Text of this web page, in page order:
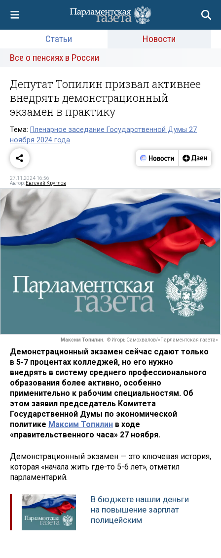
Статьи
Новости
Все о пенсиях в России
Депутат Топилин призвал активнее
внедрять демонстрационный
экзамен в практику
Тема: Пленарное заседание Государственной Думы 27
ноября 2024 года
27.11.2024 16:56
Автор: Евгений Круглов
Максим Топилин. © Игорь Самохвалов/«Парламентская газета»
Демонстрационный экзамен сейчас сдают только
в 5-7 процентах колледжей, но его нужно
внедрять в систему среднего профессионального
образования более активно, особенно
применительно к рабочим специальностям. Об
этом заявил председатель Комитета
Государственной Думы по экономической
политике Максим Топилин в ходе
«правительственного часа» 27 ноября.
Демонстрационный экзамен — это ключевая история,
которая «начала жить где-то 5-6 лет», отметил
парламентарий.
В бюджете нашли деньги
на повышение зарплат
полицейским